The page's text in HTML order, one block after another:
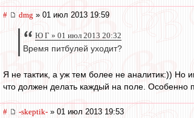
# dmg » 01 июл 2013 19:59
Ю Г » 01 июл 2013 20:32
Время питбулей уходит?
Я не тактик, а уж тем более не аналитик:)) Но
что должен делать каждый на поле. Особенно
# -skeptik- » 01 июл 2013 19:53